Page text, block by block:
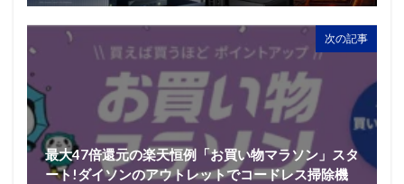
次の記事
最大47倍還元の楽天恒例「お買い物マラソン」スタ
ート!ダイソンのアウトレットでコードレス掃除機